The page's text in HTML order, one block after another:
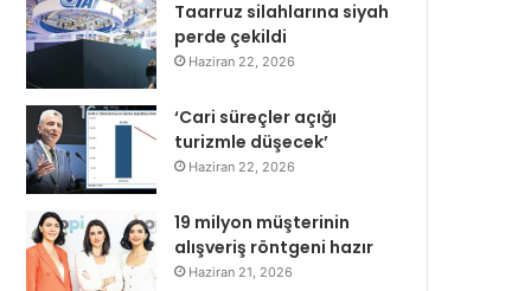
Taarruz silahlarına siyah
perde çekildi
Haziran 22, 2026
‘Cari süreçler açığı
turizmle düşecek’
Haziran 22, 2026
19 milyon müşterinin
alışveriş röntgeni hazır
Haziran 21, 2026